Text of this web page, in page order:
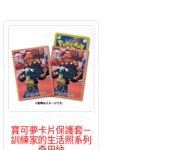
寶可夢卡片保護套－
訓練家的生活照系列